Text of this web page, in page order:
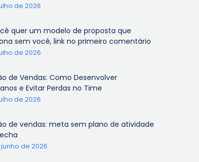
de 2026
quer um modelo de proposta que
sem você, link no primeiro comentário
de 2026
de Vendas: Como Desenvolver
e Evitar Perdas no Time
de 2026
de vendas: meta sem plano de atividade
de 2026